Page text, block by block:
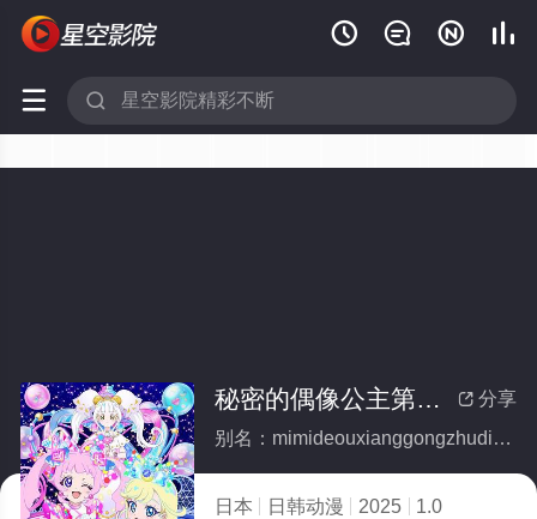
   
 
 分享
秘密的偶像公主第二季(全集)
别名：mimideouxianggongzhudierji
日本 日韩动漫 2025
1.0